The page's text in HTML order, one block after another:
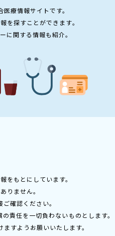
療情報サイトです。
を探すことができます。
に関する情報も紹介。
をもとにしています。
りません。
確認ください。
責任を一切負わないものとします。
すようお願いいたします。